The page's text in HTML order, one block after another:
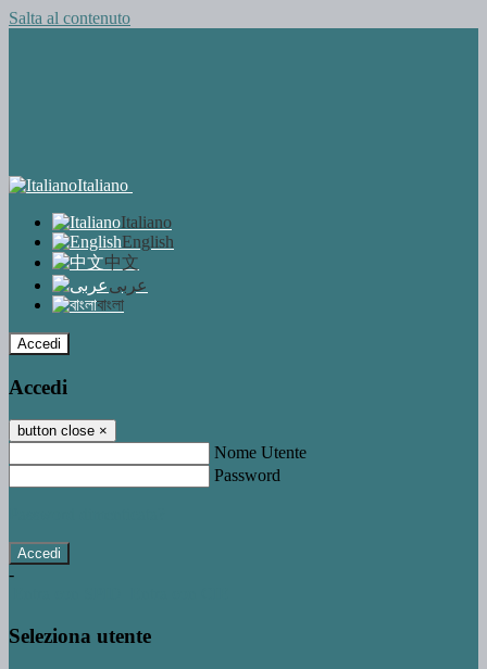
Salta al contenuto
Italiano
Italiano
English
中文
عربى
বাংলা
Accedi
Accedi
button close ×
Nome Utente
Password
-
Seleziona utente